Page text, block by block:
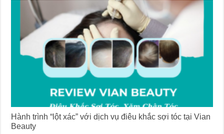
Hành trình “lột xác” với dịch vụ điêu khắc sợi tóc tại Vian
Beauty